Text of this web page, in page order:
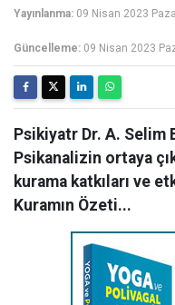
Yayınlanma: 09 Nisan 2023
Güncelleme: 09 Nisan 2023
Psikiyatr Dr. A. Selim
Psikanalizin ortaya
kurama katkıları ve
Kuramın Özeti...